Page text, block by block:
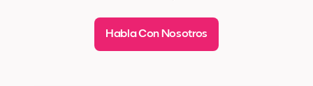
Habla Con Nosotros